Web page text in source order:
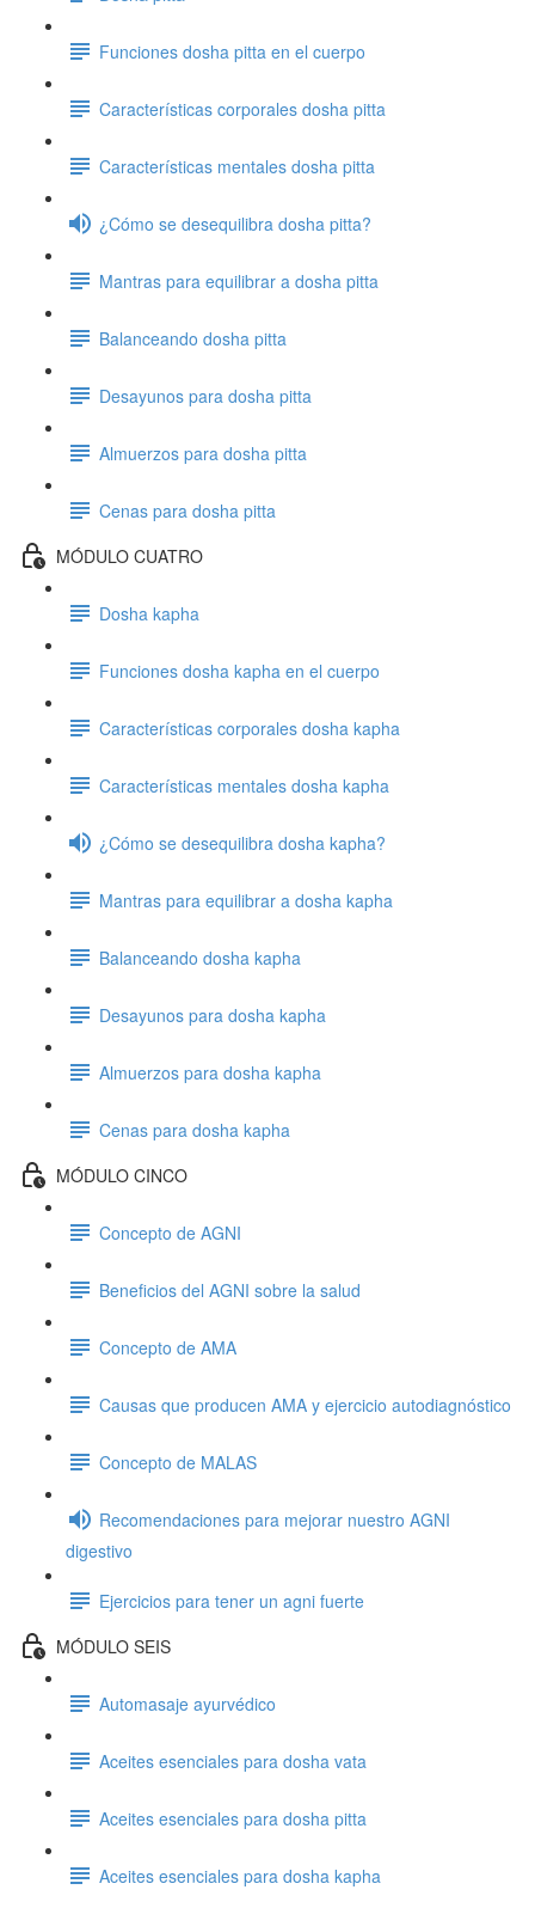
Funciones dosha pitta en el cuerpo
Características corporales dosha pitta
Características mentales dosha pitta
¿Cómo se desequilibra dosha pitta?
Mantras para equilibrar a dosha pitta
Balanceando dosha pitta
Desayunos para dosha pitta
Almuerzos para dosha pitta
Cenas para dosha pitta
MÓDULO CUATRO
Dosha kapha
Funciones dosha kapha en el cuerpo
Características corporales dosha kapha
Características mentales dosha kapha
¿Cómo se desequilibra dosha kapha?
Mantras para equilibrar a dosha kapha
Balanceando dosha kapha
Desayunos para dosha kapha
Almuerzos para dosha kapha
Cenas para dosha kapha
MÓDULO CINCO
Concepto de AGNI
Beneficios del AGNI sobre la salud
Concepto de AMA
Causas que producen AMA y ejercicio autodiagnóstico
Concepto de MALAS
Recomendaciones para mejorar nuestro AGNI
digestivo
Ejercicios para tener un agni fuerte
MÓDULO SEIS
Automasaje ayurvédico
Aceites esenciales para dosha vata
Aceites esenciales para dosha pitta
Aceites esenciales para dosha kapha